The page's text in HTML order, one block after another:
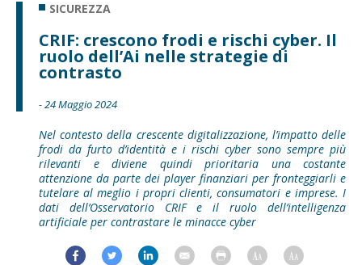
SICUREZZA
CRIF: crescono frodi e rischi cyber. Il
ruolo dell’Ai nelle strategie di
contrasto
- 24 Maggio 2024
Nel contesto della crescente digitalizzazione, l’impatto delle
frodi da furto d’identità e i rischi cyber sono sempre più
rilevanti e diviene quindi prioritaria una costante
attenzione da parte dei player finanziari per fronteggiarli e
tutelare al meglio i propri clienti, consumatori e imprese. I
dati dell’Osservatorio CRIF e il ruolo dell’intelligenza
artificiale per contrastare le minacce cyber